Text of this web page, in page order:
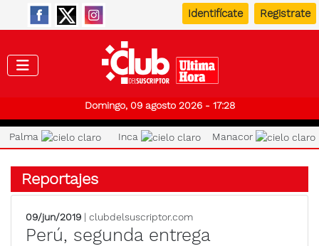
Identifícate Registrate
Domingo, 09 agosto 2026 - 17:28
Palma Inca Manacor
Reportajes
09/jun/2019 | clubdelsuscriptor.com
Perú, segunda entrega